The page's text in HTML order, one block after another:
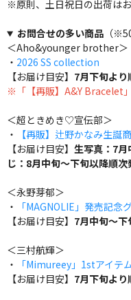
※原則、土日祝日の出荷は
お問合せの多い商品（※50
＜Aho&younger brother＞
・ 2026 SS collection
【お届け目安】 7月下旬よ
※「【再販】A&Y Bracelet
＜超ときめき♡宣伝部＞
・
【再販】辻野かなみ生誕
【お届け目安】 生写真：7月
じ：8月中旬～下旬以降順
＜永野芽郁＞
・
「MAGNOLIE」発売記念
【お届け目安】 7月中旬～
＜三村航輝＞
・
「Mimureey」1stアイテ
【お届け目安】 7月下旬よ